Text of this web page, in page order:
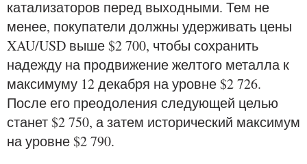
катализаторов перед выходными. Тем не
менее, покупатели должны удерживать цены
XAU/USD выше $2 700, чтобы сохранить
надежду на продвижение желтого металла к
максимуму 12 декабря на уровне $2 726.
После его преодоления следующей целью
станет $2 750, а затем исторический максимум
на уровне $2 790.